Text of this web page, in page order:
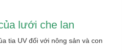
lưới che lan
tia UV đối với nông sản và con